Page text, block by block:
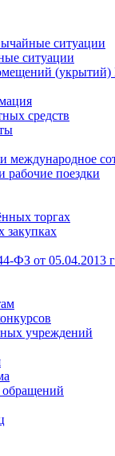
ситуации
ситуации
(укрытий)
средств
международное
поездки
торгах
закупках
ФЗ от 05.04.2013
учреждений